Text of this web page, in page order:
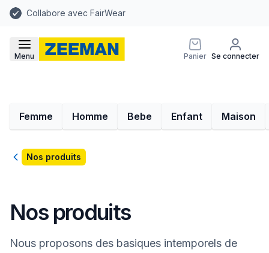
Collabore avec FairWear
Menu Panier Se connecter
Femme Homme Bebe Enfant Maison
RetourNos produits
Nos produits
Nous proposons des basiques intemporels de